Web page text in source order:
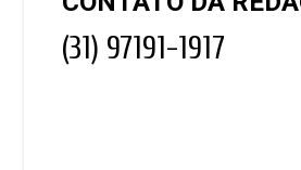
(31) 97191-1917